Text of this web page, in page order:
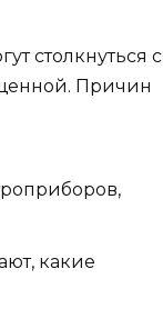
столкнуться с
Причин
какие